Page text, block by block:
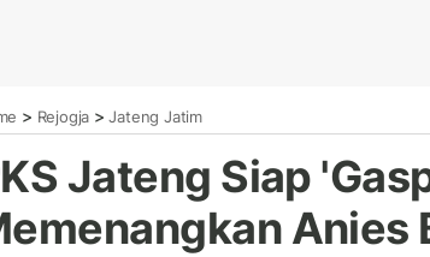
> Rejogja > Jateng Jatim
Jateng Siap
Anies